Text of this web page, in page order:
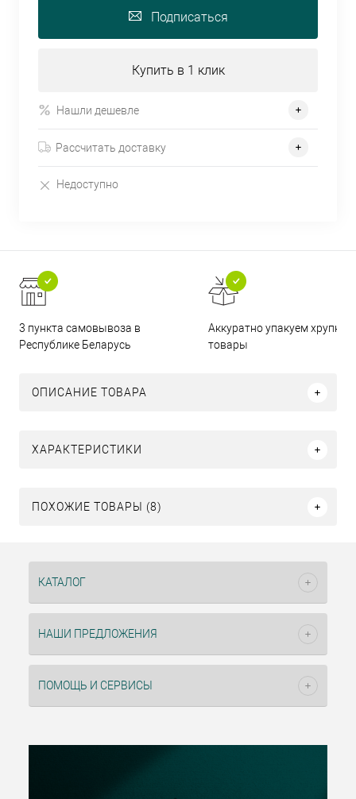
Подписаться
Купить в 1 клик
Нашли дешевле
Рассчитать доставку
Недоступно
3 пункта самовывоза в
Республике Беларусь
Аккуратно упакуем хрупкие
товары
ОПИСАНИЕ ТОВАРА
ХАРАКТЕРИСТИКИ
ПОХОЖИЕ ТОВАРЫ (8)
КАТАЛОГ
НАШИ ПРЕДЛОЖЕНИЯ
ПОМОЩЬ И СЕРВИСЫ